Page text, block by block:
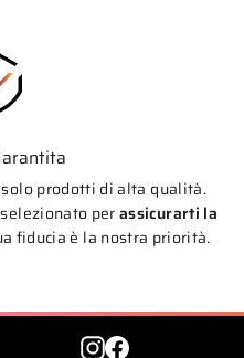
prodotti di alta qualità.
perassicurarti la
fiducia è la nostra priorità.
Instagram
Facebook